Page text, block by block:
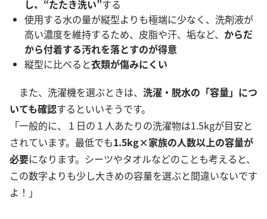
し、“たたき洗い”する
使用する水の量が縦型よりも極端に少なく、洗剤液が
高い濃度を維持するため、皮脂や汗、垢など、 からだ
から付着する汚れを落とすのが得意
縦型に比べると衣類が傷みにくい
また、洗濯機を選ぶときは、 洗濯・脱水の「容量」につ
いても確認するといいそうです。
「一般的に、１日の１人あたりの洗濯物は1.5kgが目安と
されています。最低でも1.5kg×家族の人数以上の容量が
必要になります。シーツやタオルなどのことも考えると、
この数字よりも少し大きめの容量を選ぶと間違いないです
よ！」